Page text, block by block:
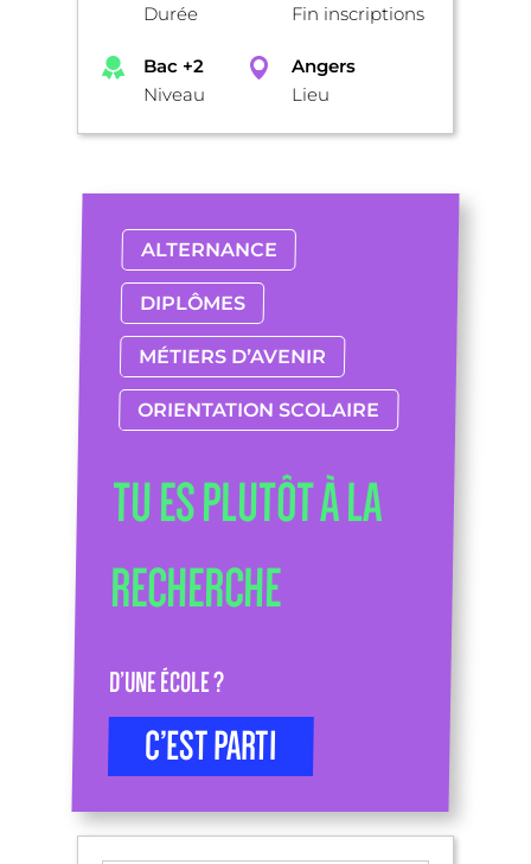
Durée
Fin inscriptions
Bac +2
Niveau
Angers
Lieu
ALTERNANCE
DIPLÔMES
MÉTIERS D’AVENIR
ORIENTATION SCOLAIRE
TU ES PLUTÔT À LA
RECHERCHE
D’UNE ÉCOLE ?
C’EST PARTI